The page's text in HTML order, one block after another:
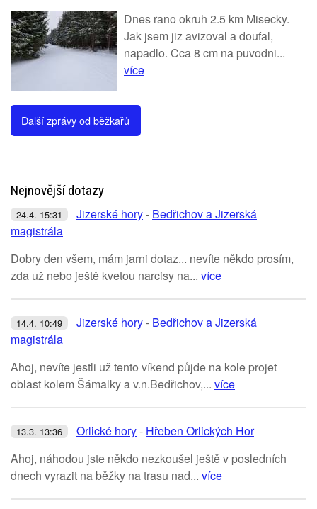
Dnes rano okruh 2.5 km Misecky.
Jak jsem jiz avizoval a doufal,
napadlo. Cca 8 cm na puvodni...
více
Další zprávy od běžkařů
Nejnovější dotazy
24.4. 15:31 Jizerské hory- Bedřichov a Jizerská
magistrála
Dobry den všem, mám jarni dotaz... nevíte někdo prosím,
zda už nebo ještě kvetou narcisy na... více
14.4. 10:49 Jizerské hory- Bedřichov a Jizerská
magistrála
Ahoj, nevíte jestli už tento víkend půjde na kole projet
oblast kolem Šámalky a v.n.Bedřichov,... více
13.3. 13:36 Orlické hory- Hřeben Orlických Hor
Ahoj, náhodou jste někdo nezkoušel ještě v posledních
dnech vyrazit na běžky na trasu nad... více